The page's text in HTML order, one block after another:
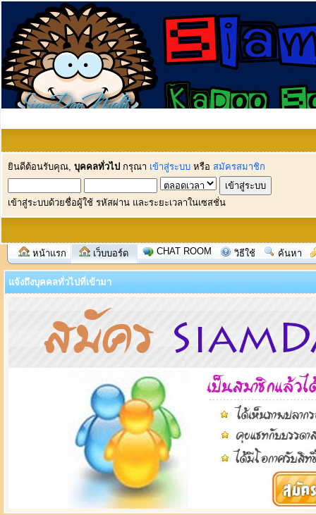
ยินดีต้อนรับคุณ, บุคคลทั่วไป กรุณา เข้าสู่ระบบ หรือ สมัครสมาชิก
เข้าสู่ระบบด้วยชื่อผู้ใช้ รหัสผ่าน และระยะเวลาในเซสชั่น
หน้าแรก เว็บบอร์ด CHAT ROOM วิธีใช้ ค้นหา
แจ้งถึงบุคคลทั่วไปที่เข้ามา